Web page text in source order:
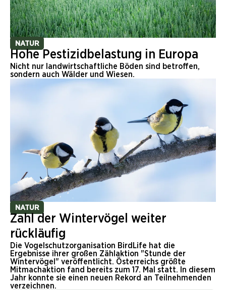
NATUR
Hohe Pestizidbelastung in Europa
Nicht nur landwirtschaftliche Böden sind betroffen,
sondern auch Wälder und Wiesen.
NATUR
Zahl der Wintervögel weiter
rückläufig
Die Vogelschutzorganisation BirdLife hat die
Ergebnisse ihrer großen Zählaktion "Stunde der
Wintervögel" veröffentlicht. Österreichs größte
Mitmachaktion fand bereits zum 17. Mal statt. In diesem
Jahr konnte sie einen neuen Rekord an Teilnehmenden
verzeichnen.